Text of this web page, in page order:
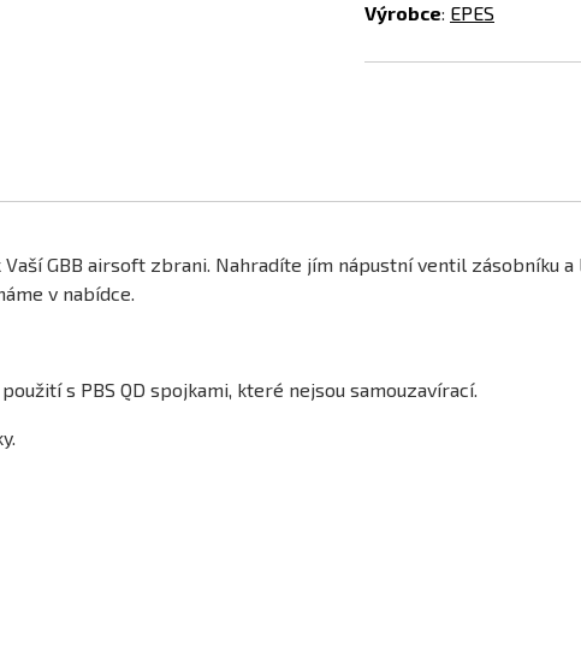
Výrobce: EPES
GBB airsoft zbrani. Nahradíte jím nápustní ventil zásobníku
v nabídce.
s PBS QD spojkami, které nejsou samouzavírací.